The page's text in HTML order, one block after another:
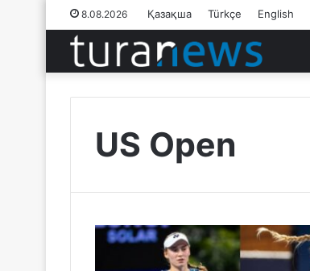
8.08.2026 Қазақша Türkçe English
US Open